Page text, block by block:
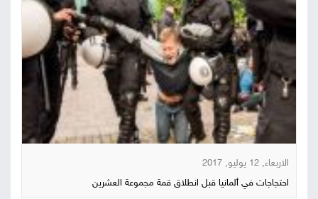
الاربعاء, 12 يوليو, 2017
احتجاجات في ألمانيا قبل انطلاق قمة مجموعة العشرين